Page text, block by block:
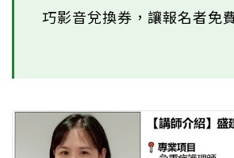
巧影音兌換券，讓報名者免